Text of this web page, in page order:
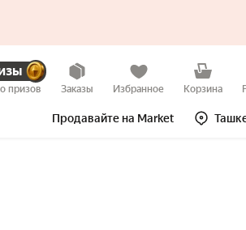
призов Заказы Избранное Корзина
Продавайте на Market